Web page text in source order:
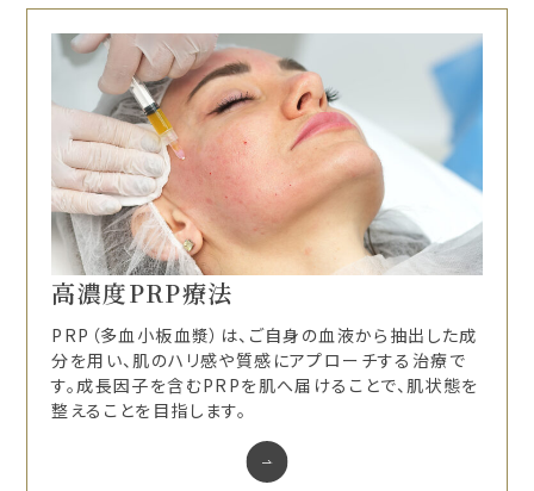
高濃度PRP療法
PRP（多血小板血漿）は、ご自身の血液から抽出した成
分を用い、肌のハリ感や質感にアプローチする治療で
す。成長因子を含むPRPを肌へ届けることで、肌状態を
整えることを目指します。